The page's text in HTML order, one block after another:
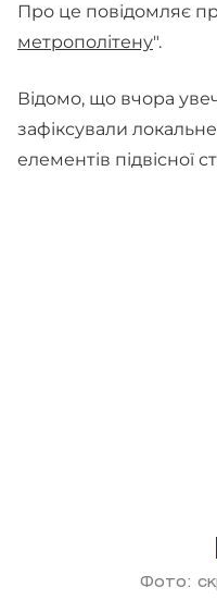
Про це повідомляє
метрополітену".
Відомо, що вчора
зафіксували
елементів підвісної
Фото: